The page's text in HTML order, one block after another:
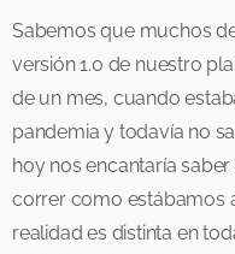
Sabemos que muchos
versión 1.0 de nuestro
de un mes, cuando
pandemia y todavía no
hoy nos encantaría
correr como estábamos
realidad es distinta en